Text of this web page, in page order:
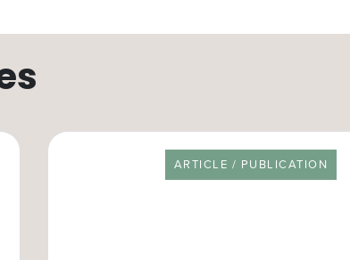
RESOURCE TYPE
ARTICLE / PUBLICATION